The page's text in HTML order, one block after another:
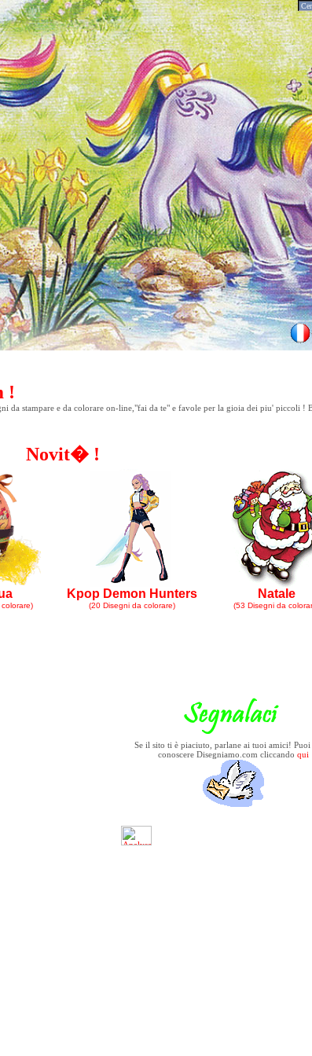
!
da stampare e da colorare on-line,"fai da te" e favole per la gioia dei piu' piccoli !
Novit� !
Kpop Demon Hunters
(20 Disegni da colorare)
Natale
(53 Disegni da
Se il sito ti è piaciuto, parlane ai tuoi amici!
conoscere Disegniamo.com cliccando qui